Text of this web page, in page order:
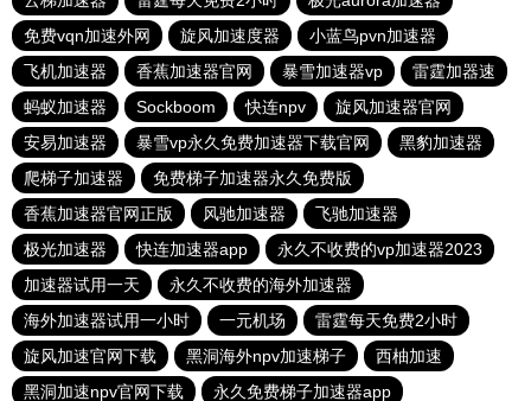
免费vqn加速外网
旋风加速度器
小蓝鸟pvn加速器
飞机加速器
香蕉加速器官网 暴雪加速器vp
雷霆加器速
蚂蚁加速器
Sockboom 快连npv
旋风加速器官网
安易加速器
暴雪vp永久免费加速器下载官网
黑豹加速器
爬梯子加速器
免费梯子加速器永久免费版
香蕉加速器官网正版
风驰加速器
飞驰加速器
极光加速器
快连加速器app
永久不收费的vp加速器2023
加速器试用一天
永久不收费的海外加速器
海外加速器试用一小时
一元机场
雷霆每天免费2小时
旋风加速官网下载
黑洞海外npv加速梯子
西柚加速
黑洞加速npv官网下载
永久免费梯子加速器app